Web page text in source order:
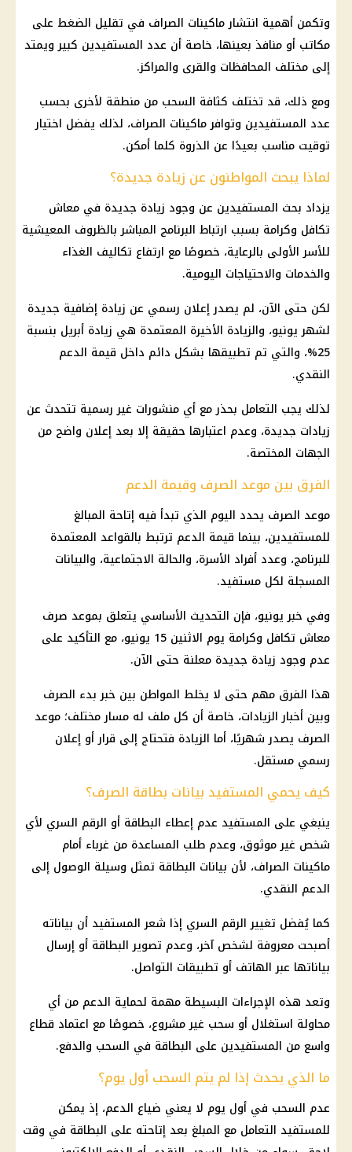
وتكمن أهمية انتشار ماكينات الصراف في تقليل الضغط على
مكاتب أو منافذ بعينها، خاصة أن عدد المستفيدين كبير ويمتد
إلى مختلف المحافظات والقرى والمراكز.
ومع ذلك، قد تختلف كثافة السحب من منطقة لأخرى بحسب
عدد المستفيدين وتوافر ماكينات الصراف، لذلك يفضل اختيار
توقيت مناسب بعيدًا عن الذروة كلما أمكن.
لماذا يبحث المواطنون عن زيادة جديدة؟
يزداد بحث المستفيدين عن وجود زيادة جديدة في معاش
تكافل وكرامة بسبب ارتباط البرنامج المباشر بالظروف المعيشية
للأسر الأولى بالرعاية، خصوصًا مع ارتفاع تكاليف الغذاء
والخدمات والاحتياجات اليومية.
لكن حتى الآن، لم يصدر إعلان رسمي عن زيادة إضافية جديدة
لشهر يونيو، والزيادة الأخيرة المعتمدة هي زيادة أبريل بنسبة
25%، والتي تم تطبيقها بشكل دائم داخل قيمة
الدعم
النقدي.
لذلك يجب التعامل بحذر مع أي منشورات غير رسمية تتحدث عن
زيادات جديدة، وعدم اعتبارها حقيقة إلا بعد إعلان واضح من
الجهات المختصة.
الفرق بين موعد الصرف وقيمة الدعم
موعد الصرف يحدد اليوم الذي تبدأ فيه إتاحة المبالغ
للمستفيدين، بينما قيمة الدعم ترتبط بالقواعد المعتمدة
للبرنامج، وعدد أفراد الأسرة، والحالة الاجتماعية، والبيانات
المسجلة لكل مستفيد.
وفي خبر يونيو، فإن التحديث الأساسي يتعلق بموعد صرف
معاش تكافل وكرامة
يوم الاثنين 15 يونيو، مع التأكيد على
عدم وجود زيادة جديدة معلنة حتى الآن.
هذا الفرق مهم حتى لا يخلط المواطن بين خبر بدء الصرف
وبين أخبار الزيادات، خاصة أن كل ملف له مسار مختلف؛ موعد
الصرف يصدر شهريًا، أما الزيادة فتحتاج إلى قرار أو إعلان
رسمي مستقل.
كيف يحمي المستفيد بيانات بطاقة الصرف؟
ينبغي على المستفيد عدم إعطاء البطاقة أو الرقم السري لأي
شخص غير موثوق، وعدم طلب المساعدة من غرباء أمام
ماكينات الصراف، لأن بيانات البطاقة تمثل وسيلة الوصول إلى
الدعم النقدي.
كما يُفضل تغيير الرقم السري إذا شعر المستفيد أن بياناته
أصبحت معروفة لشخص آخر، وعدم تصوير البطاقة أو إرسال
بياناتها عبر الهاتف أو تطبيقات التواصل.
وتعد هذه الإجراءات البسيطة مهمة لحماية الدعم من أي
محاولة استغلال أو سحب غير مشروع، خصوصًا مع اعتماد قطاع
واسع من المستفيدين على البطاقة في السحب والدفع.
ما الذي يحدث إذا لم يتم السحب أول يوم؟
عدم السحب في أول يوم لا يعني ضياع الدعم، إذ يمكن
للمستفيد التعامل مع المبلغ بعد إتاحته على البطاقة في وقت